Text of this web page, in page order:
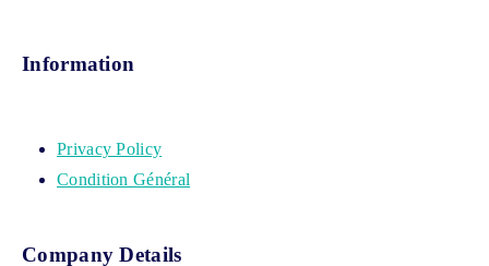
Information
Privacy Policy
Condition Général
Company Details